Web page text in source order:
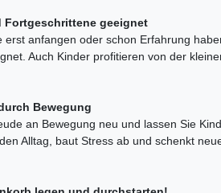
Fortgeschrittene geeignet
erst anfangen oder schon Erfahrung
Auch Kinder profitieren von der
Bewegung
an Bewegung neu und lassen Sie
Alltag, baut Stress ab und schenkt